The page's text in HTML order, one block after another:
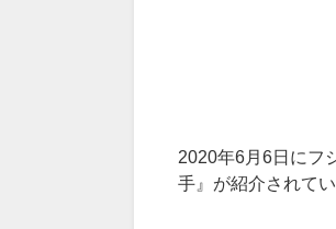
2020年6 月 6日にフ
手』が紹介されて